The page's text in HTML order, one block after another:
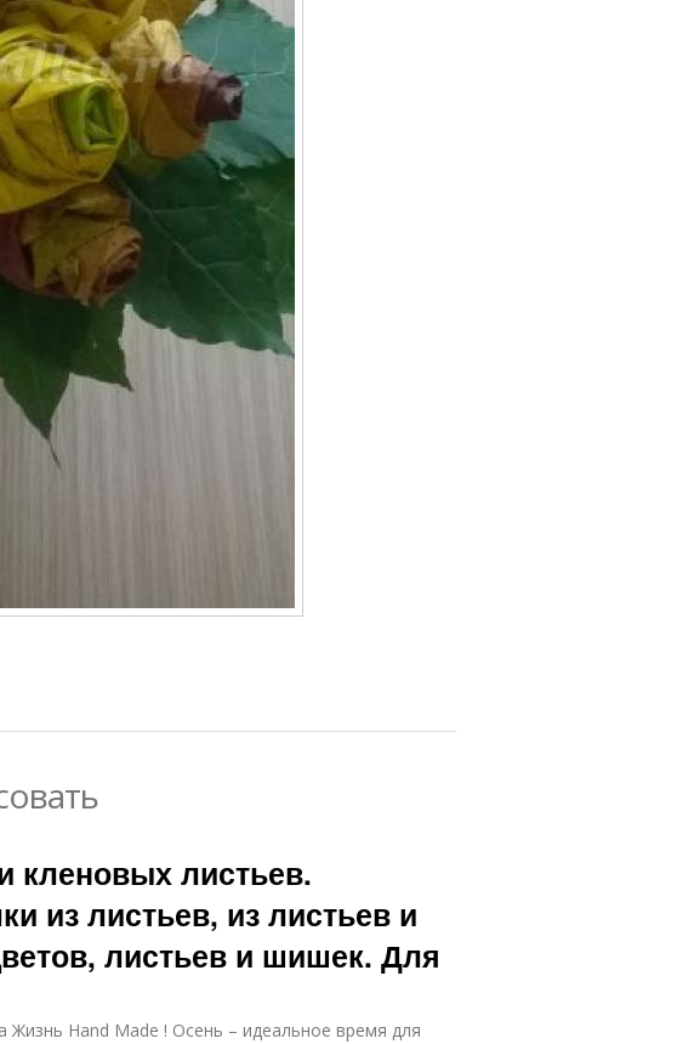
кленовых листьев.
из листьев, из листьев и
листьев и шишек. Для
Жизнь Hand Made ! Осень – идеальное время для